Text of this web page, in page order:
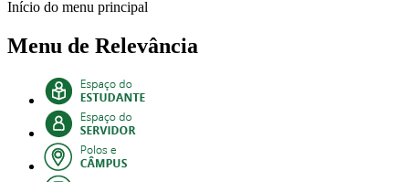
Início do menu principal
Menu de Relevância